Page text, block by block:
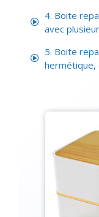
4. Boite
avec
5. Boite
hermétique,